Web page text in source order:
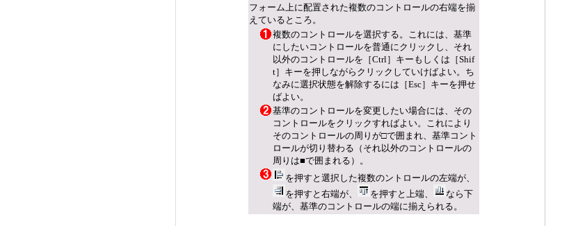
フォーム上に配置された複数のコントロールの右端を揃
えているところ。
複数のコントロールを選択する。これには、基準
にしたいコントロールを普通にクリックし、それ
以外のコントロールを［Ctrl］キーもしくは［Shif
t］キーを押しながらクリックしていけばよい。ち
なみに選択状態を解除するには［Esc］キーを押せ
ばよい。
基準のコントロールを変更したい場合には、その
コントロールをクリックすればよい。これにより
そのコントロールの周りが□で囲まれ、基準コント
ロールが切り替わる（それ以外のコントロールの
周りは■で囲まれる）。
を押すと選択した複数のントロールの左端が、
を押すと右端が、
を押すと上端、
なら下
端が、基準のコントロールの端に揃えられる。